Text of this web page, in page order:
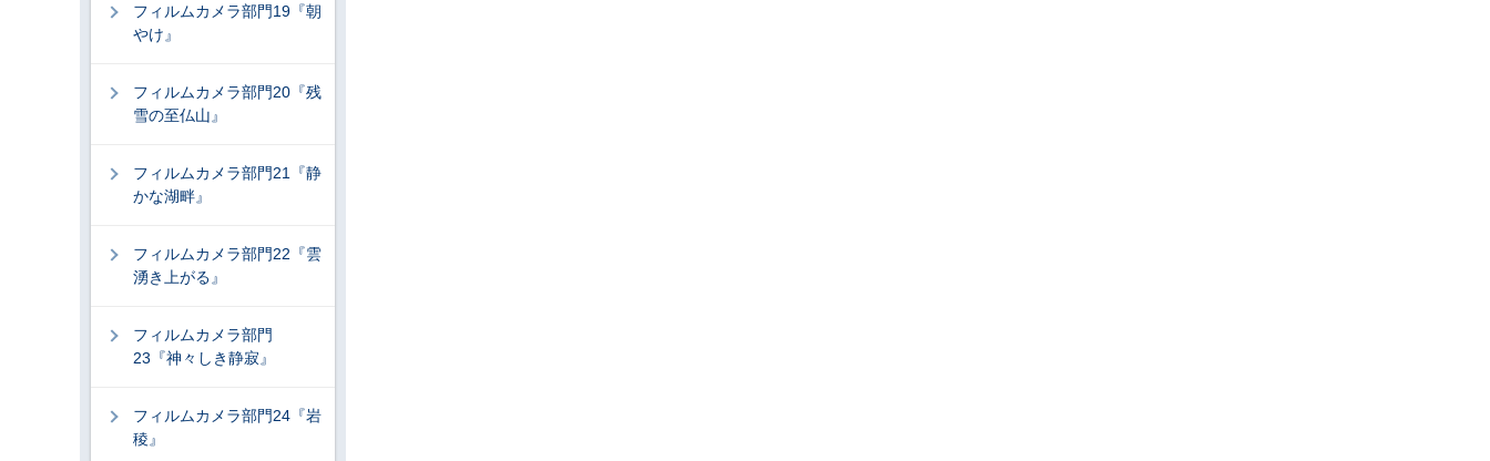
フィルムカメラ部門19『朝
やけ』
フィルムカメラ部門20『残
雪の至仏山』
フィルムカメラ部門21『静
かな湖畔』
フィルムカメラ部門22『雲
湧き上がる』
フィルムカメラ部門
23『神々しき静寂』
フィルムカメラ部門24『岩
稜』